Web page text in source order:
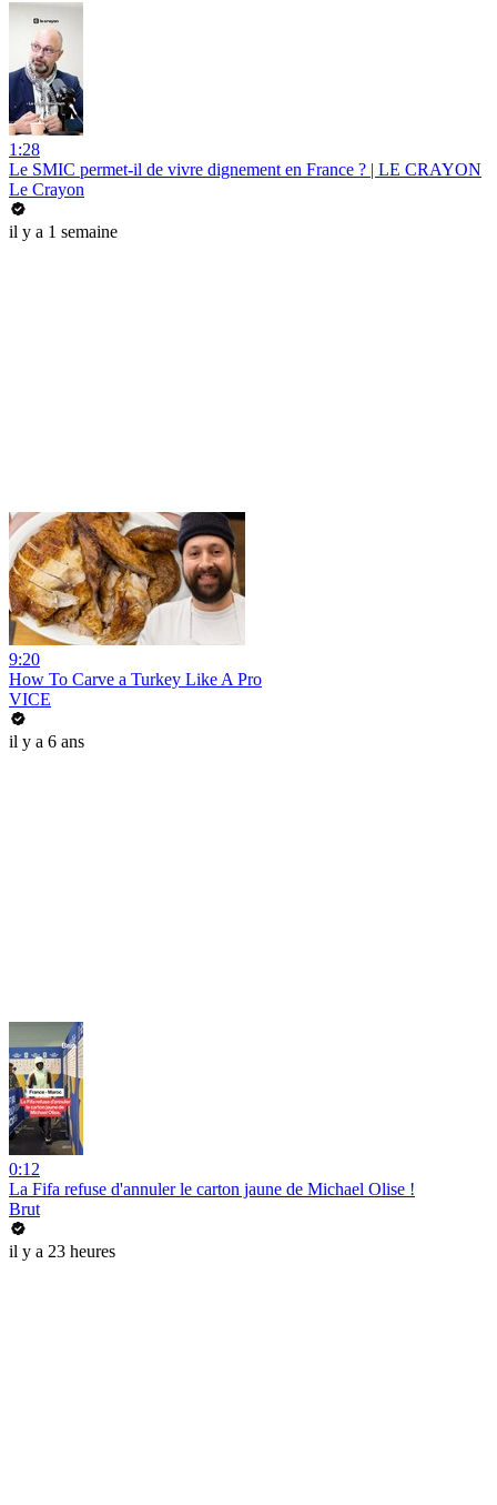
1:28
Le SMIC permet-il de vivre dignement en France ? | LE CRAYON
Le Crayon
il y a 1 semaine
9:20
How To Carve a Turkey Like A Pro
VICE
il y a 6 ans
0:12
La Fifa refuse d'annuler le carton jaune de Michael Olise !
Brut
il y a 23 heures